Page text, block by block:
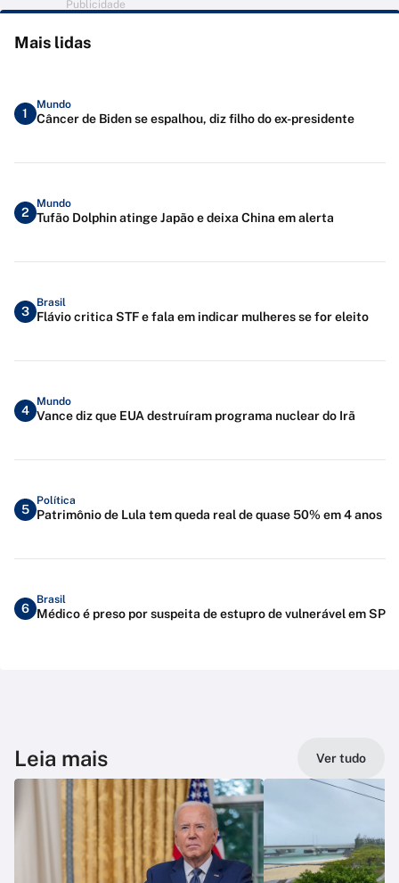
Publicidade
Mais lidas
1
Mundo
Câncer de Biden se espalhou, diz filho do ex-presidente
2
Mundo
Tufão Dolphin atinge Japão e deixa China em alerta
3
Brasil
Flávio critica STF e fala em indicar mulheres se for eleito
4
Mundo
Vance diz que EUA destruíram programa nuclear do Irã
5
Política
Patrimônio de Lula tem queda real de quase 50% em 4 anos
6
Brasil
Médico é preso por suspeita de estupro de vulnerável em SP
Leia mais Ver tudo